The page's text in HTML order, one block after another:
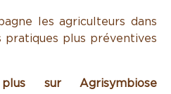
les agriculteurs dans
pratiques plus préventives
sur Agrisymbiose